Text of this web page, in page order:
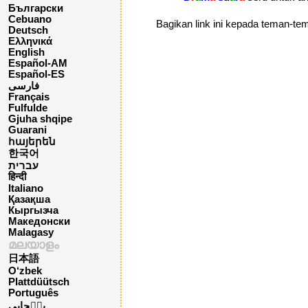
Български
Cebuano
Deutsch
Ελληνικά
English
Español-AM
Español-ES
فارسی
Français
Fulfulde
Gjuha shqipe
Guarani
հայերեն
한국어
עברית
हिन्दी
Italiano
Қазақша
Кыргызча
Македонски
Malagasy
മലയാളം
日本語
O‘zbek
Plattdüütsch
Português
Bagikan link ini kepada teman-